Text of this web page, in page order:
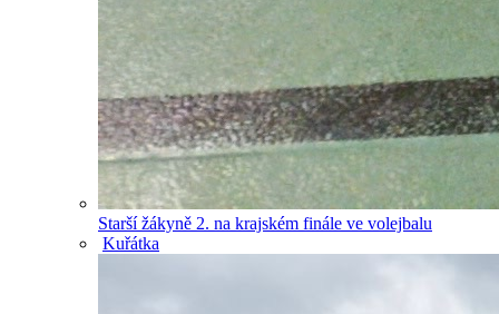
Starší žákyně 2. na krajském finále ve volejbalu
Kuřátka